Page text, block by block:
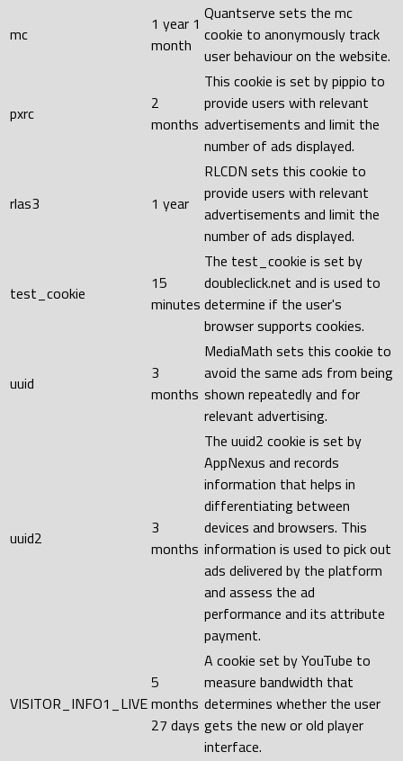
mc
1 year 1
month
Quantserve sets the mc
cookie to anonymously track
user behaviour on the website.
pxrc
2
months
This cookie is set by pippio to
provide users with relevant
advertisements and limit the
number of ads displayed.
rlas3 1 year
RLCDN sets this cookie to
provide users with relevant
advertisements and limit the
number of ads displayed.
test_cookie
15
minutes
The test_cookie is set by
doubleclick.net and is used to
determine if the user's
browser supports cookies.
uuid
3
months
MediaMath sets this cookie to
avoid the same ads from being
shown repeatedly and for
relevant advertising.
uuid2
3
months
The uuid2 cookie is set by
AppNexus and records
information that helps in
differentiating between
devices and browsers. This
information is used to pick out
ads delivered by the platform
and assess the ad
performance and its attribute
payment.
VISITOR_INFO1_LIVE
5
months
27 days
A cookie set by YouTube to
measure bandwidth that
determines whether the user
gets the new or old player
interface.